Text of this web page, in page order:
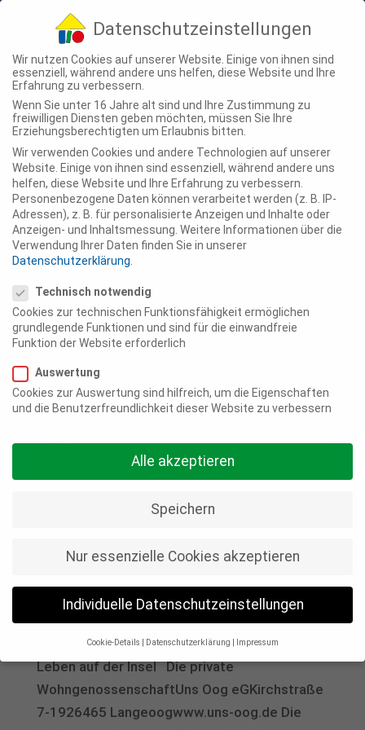
flairHouse Norderstedt eG
7 Dez., 2022
Holzbau in einzigartiger Architektur Wohnen
für alle Lebensphasen in derflairHouse
Norderstedt eGHermann-Klingenberg-Ring
32-3822844 Nordersted Die Häuser Ihr neues
Zuhause Die Holzrahmenbauweise ermöglicht
einen schlanken Wandaufbau für mehr
Wohnfläche und...
Wohngenossenschaft Uns Oog eG
30 Nov., 2021
Leben auf der Insel Die private
WohngenossenschaftUns Oog eGKirchstraße
7-1926465 Langeoogwww.uns-oog.de Die
Datenschutzeinstellungen
Wir nutzen Cookies auf unserer Website. Einige von ihnen sind
essenziell, während andere uns helfen, diese Website und Ihre
Erfahrung zu verbessern.
Wenn Sie unter 16 Jahre alt sind und Ihre Zustimmung zu
freiwilligen Diensten geben möchten, müssen Sie Ihre
Erziehungsberechtigten um Erlaubnis bitten.
Wir verwenden Cookies und andere Technologien auf unserer
Website. Einige von ihnen sind essenziell, während andere uns
helfen, diese Website und Ihre Erfahrung zu verbessern.
Personenbezogene Daten können verarbeitet werden (z. B. IP-
Adressen), z. B. für personalisierte Anzeigen und Inhalte oder
Anzeigen- und Inhaltsmessung. Weitere Informationen über die
Verwendung Ihrer Daten finden Sie in unserer
Datenschutzerklärung
Technisch notwendig
Cookies zur technischen Funktionsfähigkeit ermöglichen
grundlegende Funktionen und sind für die einwandfreie
Funktion der Website erforderlich
Auswertung
Cookies zur Auswertung sind hilfreich, um die Eigenschaften
und die Benutzerfreundlichkeit dieser Website zu verbessern
Alle akzeptieren
Speichern
Nur essenzielle Cookies akzeptieren
Individuelle Datenschutzeinstellungen
Cookie-Details Datenschutzerklärung Impressum
Datenschutzeinstellungen
Wenn Sie unter 16 Jahre alt sind und Ihre Zustimmung zu
freiwilligen Diensten geben möchten, müssen Sie Ihre